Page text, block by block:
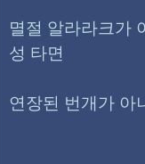
멸절 알라라크가
성 타면
연장된 번개가 아